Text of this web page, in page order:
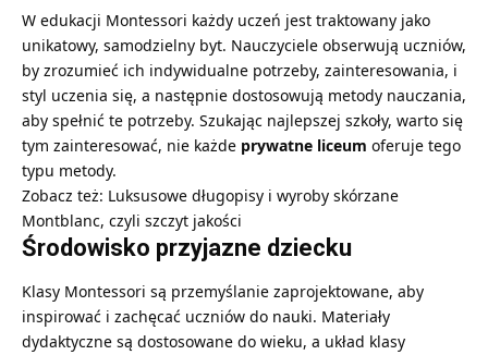
W edukacji Montessori każdy uczeń jest traktowany jako
unikatowy, samodzielny byt. Nauczyciele obserwują uczniów,
by zrozumieć ich indywidualne potrzeby, zainteresowania, i
styl uczenia się, a następnie dostosowują metody nauczania,
aby spełnić te potrzeby. Szukając najlepszej szkoły, warto się
tym zainteresować, nie każde prywatne liceum oferuje tego
typu metody.
Zobacz też: Luksusowe długopisy i wyroby skórzane
Montblanc, czyli szczyt jakości
Środowisko przyjazne dziecku
Klasy Montessori są przemyślanie zaprojektowane, aby
inspirować i zachęcać uczniów do nauki. Materiały
dydaktyczne są dostosowane do wieku, a układ klasy